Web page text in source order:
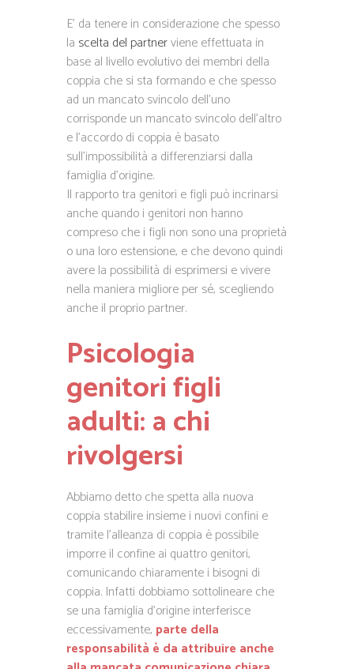
E’ da tenere in considerazione che spesso
la scelta del partnerviene effettuata in
base al livello evolutivo dei membri della
coppia che si sta formando e che spesso
ad un mancato svincolo dell’uno
corrisponde un mancato svincolo dell’altro
e l’accordo di coppia è basato
sull’impossibilità a differenziarsi dalla
famiglia d’origine.
Il rapporto tra genitori e figli può incrinarsi
anche quando i genitori non hanno
compreso che i figli non sono una proprietà
o una loro estensione, e che devono quindi
avere la possibilità di esprimersi e vivere
nella maniera migliore per sé, scegliendo
anche il proprio partner.
Psicologia
genitori figli
adulti: a chi
rivolgersi
Abbiamo detto che spetta alla nuova
coppia stabilire insieme i nuovi confini e
tramite l’alleanza di coppia è possibile
imporre il confine ai quattro genitori,
comunicando chiaramente i bisogni di
coppia. Infatti dobbiamo sottolineare che
se una famiglia d’origine interferisce
eccessivamente, parte della
responsabilità è da attribuire anche